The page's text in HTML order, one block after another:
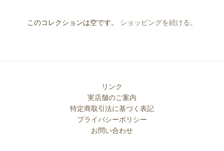
このコレクションは空です。 ショッピングを続ける。
リンク
実店舗のご案内
特定商取引法に基づく表記
プライバシーポリシー
お問い合わせ